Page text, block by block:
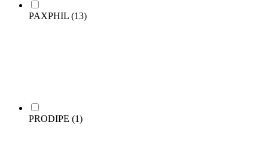
PAXPHIL (13)
PRODIPE (1)